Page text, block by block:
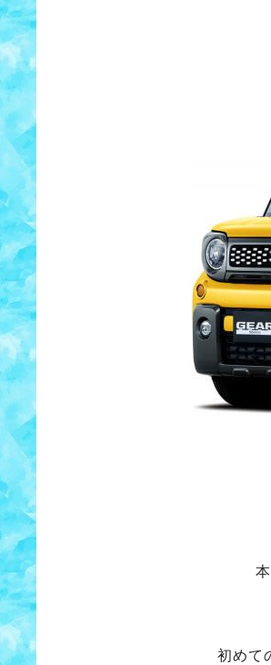
初めて